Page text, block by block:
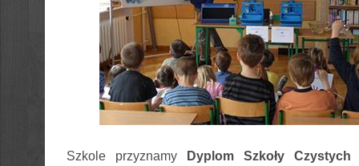
Szkole przyznamy
Dyplom Szkoły Czystych